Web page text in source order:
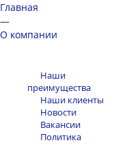
Главная
—
О компании
Наши
преимущества
Наши клиенты
Новости
Вакансии
Политика